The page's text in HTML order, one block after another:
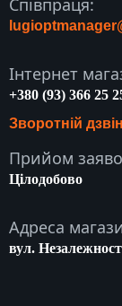
Співпраця:
Інтернет
+380 (93) 366 25
Зворотній
Прийом
Цілодобово
Адреса
вул.